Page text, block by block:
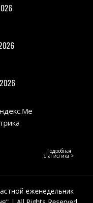
Подробная
статистика >
еженедельник